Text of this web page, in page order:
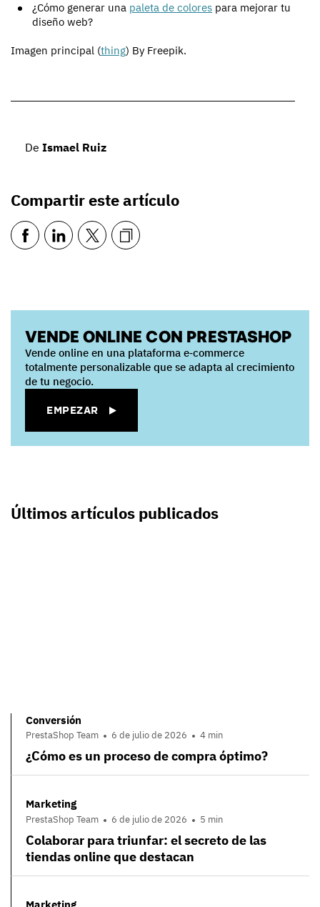
¿Cómo generar una paleta de colores para mejorar tu
diseño web?
Imagen principal (thing) By Freepik.
De Ismael Ruiz
Compartir este artículo
VENDE ONLINE CON PRESTASHOP
Vende online en una plataforma e‑commerce
totalmente personalizable que se adapta al crecimiento
de tu negocio.
EMPEZAR
Últimos artículos publicados
Conversión
PrestaShop Team 6 de julio de 2026 4 min
¿Cómo es un proceso de compra óptimo?
Marketing
PrestaShop Team 6 de julio de 2026 5 min
Colaborar para triunfar: el secreto de las
tiendas online que destacan